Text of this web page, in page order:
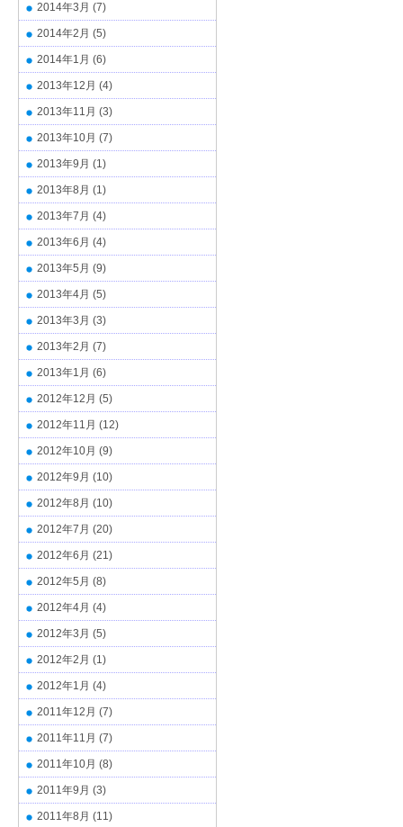
2014年3月 (7)
2014年2月 (5)
2014年1月 (6)
2013年12月 (4)
2013年11月 (3)
2013年10月 (7)
2013年9月 (1)
2013年8月 (1)
2013年7月 (4)
2013年6月 (4)
2013年5月 (9)
2013年4月 (5)
2013年3月 (3)
2013年2月 (7)
2013年1月 (6)
2012年12月 (5)
2012年11月 (12)
2012年10月 (9)
2012年9月 (10)
2012年8月 (10)
2012年7月 (20)
2012年6月 (21)
2012年5月 (8)
2012年4月 (4)
2012年3月 (5)
2012年2月 (1)
2012年1月 (4)
2011年12月 (7)
2011年11月 (7)
2011年10月 (8)
2011年9月 (3)
2011年8月 (11)